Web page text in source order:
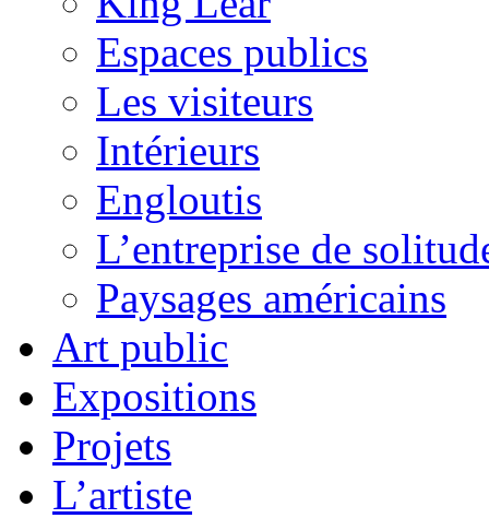
Espaces publics
Les visiteurs
Intérieurs
Engloutis
L’entreprise de
Paysages américains
Art public
Expositions
Projets
L’artiste